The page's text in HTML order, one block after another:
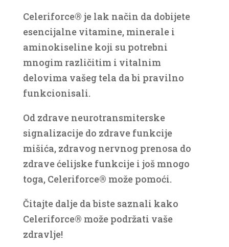
Celeriforce® je lak način da dobijete
esencijalne vitamine, minerale i
aminokiseline koji su potrebni
mnogim različitim i vitalnim
delovima vašeg tela da bi pravilno
funkcionisali.
Od zdrave neurotransmiterske
signalizacije do zdrave funkcije
mišića, zdravog nervnog prenosa do
zdrave ćelijske funkcije i još mnogo
toga, Celeriforce® može pomoći.
Čitajte dalje da biste saznali kako
Celeriforce® može podržati vaše
zdravlje!